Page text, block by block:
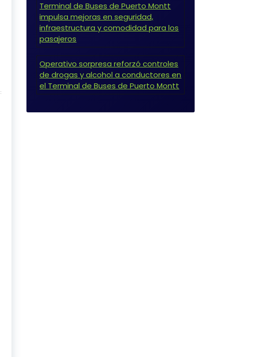
Terminal de Buses de Puerto Montt
impulsa mejoras en seguridad,
infraestructura y comodidad para los
pasajeros
Operativo sorpresa reforzó controles
de drogas y alcohol a conductores en
el Terminal de Buses de Puerto Montt